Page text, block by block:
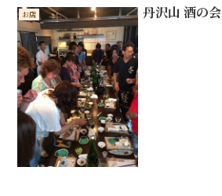
お店 丹沢山 酒の会